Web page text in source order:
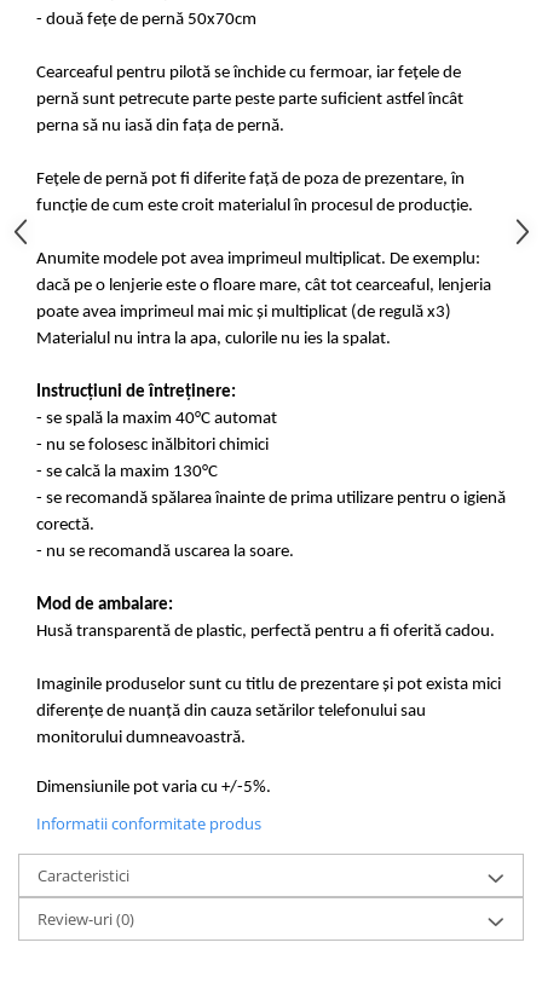
- două fețe de pernă 50x70cm
Cearceaful pentru pilotă se închide cu fermoar, iar fețele de
pernă sunt petrecute parte peste parte suficient astfel încât
perna să nu iasă din fața de pernă.
Fețele de pernă pot fi diferite față de poza de prezentare, în
funcție de cum este croit materialul în procesul de producție.
Anumite modele pot avea imprimeul multiplicat. De exemplu:
dacă pe o lenjerie este o floare mare, cât tot cearceaful, lenjeria
poate avea imprimeul mai mic și multiplicat (de regulă x3)
Materialul nu intra la apa, culorile nu ies la spalat.
Instrucțiuni de întreținere:
- se spală la maxim 40°C automat
- nu se folosesc inălbitori chimici
- se calcă la maxim 130°C
- se recomandă spălarea înainte de prima utilizare pentru o igienă
corectă.
- nu se recomandă uscarea la soare.
Mod de ambalare:
Husă transparentă de plastic, perfectă pentru a fi oferită cadou.
Imaginile produselor sunt cu titlu de prezentare și pot exista mici
diferențe de nuanță din cauza setărilor telefonului sau
monitorului dumneavoastră.
Dimensiunile pot varia cu +/-5%.
Informatii conformitate produs
Caracteristici
Review-uri(0)